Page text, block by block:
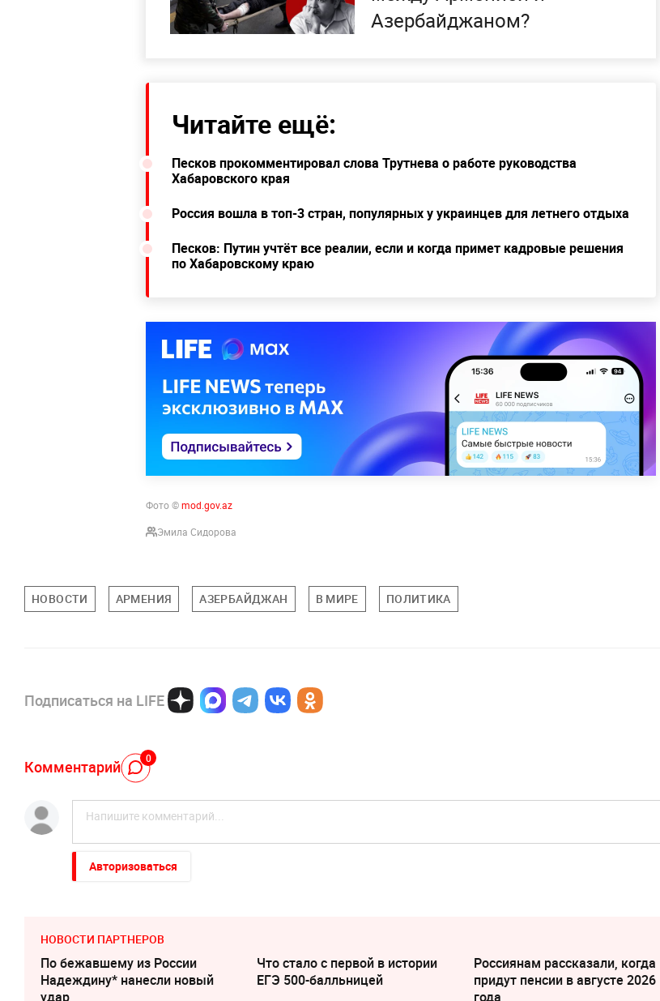
Азербайджаном?
Читайте ещё:
Песков прокомментировал слова Трутнева о работе руководства
Хабаровского края
Россия вошла в топ-3 стран, популярных у украинцев для летнего отдыха
Песков: Путин учтёт все реалии, если и когда примет кадровые решения
по Хабаровскому краю
Фото ©mod.gov.az
Эмила Сидорова
НОВОСТИ АРМЕНИЯ АЗЕРБАЙДЖАН В МИРЕ ПОЛИТИКА
Подписаться на LIFE
Комментарий 0
Авторизоваться
НОВОСТИ ПАРТНЕРОВ
По бежавшему из России
Надеждину* нанесли новый
удар
Что стало с первой в истории
ЕГЭ 500-балльницей
Россиянам рассказали, когда
придут пенсии в августе 2026
года